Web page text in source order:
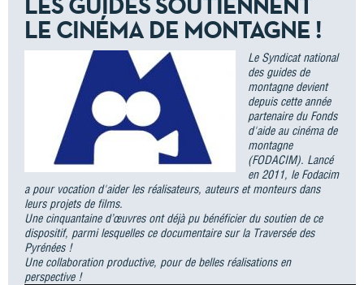
LE CINÉMA DE MONTAGNE !
Le Syndicat national
des guides de
montagne devient
depuis cette année
partenaire du Fonds
d'aide au cinéma de
montagne
(FODACIM). Lancé
en 2011, le Fodacim
a pour vocation d'aider les réalisateurs, auteurs et monteurs dans
leurs projets de films.
Une cinquantaine d’œuvres ont déjà pu bénéficier du soutien de ce
dispositif, parmi lesquelles ce documentaire sur la Traversée des
Pyrénées !
Une collaboration productive, pour de belles réalisations en
perspective !